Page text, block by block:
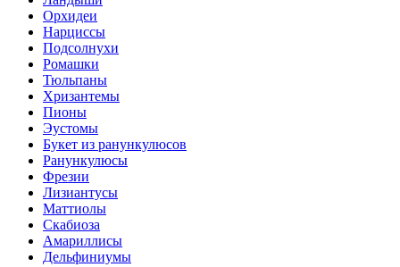
Орхидеи
Нарциссы
Подсолнухи
Ромашки
Тюльпаны
Хризантемы
Пионы
Эустомы
Букет из ранункулюсов
Ранункулюсы
Фрезии
Лизиантусы
Маттиолы
Скабиоза
Амариллисы
Дельфиниумы